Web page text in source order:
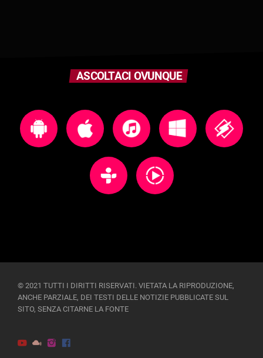
ASCOLTACI OVUNQUE
© 2021 TUTTI I DIRITTI RISERVATI. VIETATA LA RIPRODUZIONE,
ANCHE PARZIALE, DEI TESTI DELLE NOTIZIE PUBBLICATE SUL
SITO, SENZA CITARNE LA FONTE